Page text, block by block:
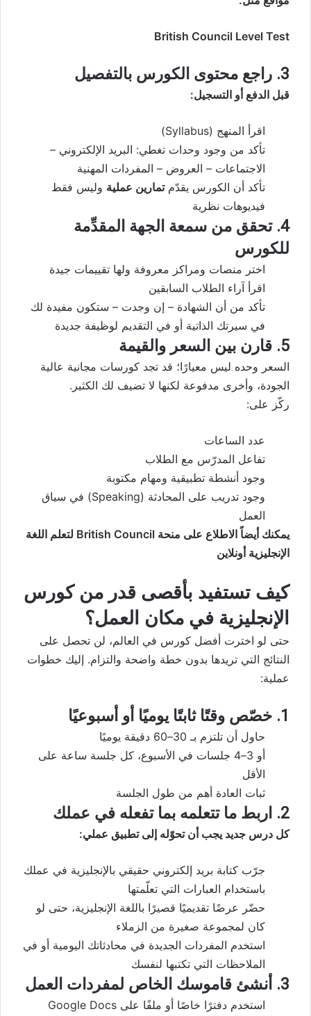
British Council Level Test
3. راجع محتوى الكورس بالتفصيل
قبل الدفع أو التسجيل:
اقرأ المنهج (Syllabus)
تأكد من وجود وحدات تغطي: البريد الإلكتروني –
الاجتماعات – العروض – المفردات المهنية
تأكد أن الكورس يقدّمتمارين عملية وليس فقط
فيديوهات نظرية
4. تحقق من سمعة الجهة المقدِّمة
للكورس
اختر منصات ومراكز معروفة ولها تقييمات جيدة
اقرأ آراء الطلاب السابقين
تأكد من أن الشهادة – إن وجدت – ستكون مفيدة لك
في سيرتك الذاتية أو في التقديم لوظيفة جديدة
5. قارن بين السعر والقيمة
السعر وحده ليس معيارًا؛ قد تجد كورسات مجانية عالية
الجودة، وأخرى مدفوعة لكنها لا تضيف لك الكثير.
ركّز على:
عدد الساعات
تفاعل المدرّس مع الطلاب
وجود أنشطة تطبيقية ومهام مكتوبة
وجود تدريب على المحادثة (Speaking) في سياق
العمل
يمكنك أيضاً الاطلاع على
منحة British Council لتعلم اللغة
الإنجليزية أونلاين
كيف تستفيد بأقصى قدر من كورس
الإنجليزية في مكان العمل؟
حتى لو اخترت أفضل كورس في العالم، لن تحصل على
النتائج التي تريدها بدون خطة واضحة والتزام. إليك خطوات
عملية:
1. خصّص وقتًا ثابتًا يوميًا أو أسبوعيًا
حاول أن تلتزم بـ 30–60 دقيقة يوميًا
أو 3–4 جلسات في الأسبوع، كل جلسة ساعة على
الأقل
ثبات العادة أهم من طول الجلسة
2. اربط ما تتعلمه بما تفعله في عملك
كل درس جديد يجب أن تحوّله إلى تطبيق عملي:
جرّب كتابة بريد إلكتروني حقيقي بالإنجليزية في عملك
باستخدام العبارات التي تعلّمتها
حضّر عرضًا تقديميًا قصيرًا باللغة الإنجليزية، حتى لو
كان لمجموعة صغيرة من الزملاء
استخدم المفردات الجديدة في محادثاتك اليومية أو في
الملاحظات التي تكتبها لنفسك
3. أنشئ قاموسك الخاص لمفردات العمل
استخدم دفترًا خاصًا أو ملفًا على Google Docs